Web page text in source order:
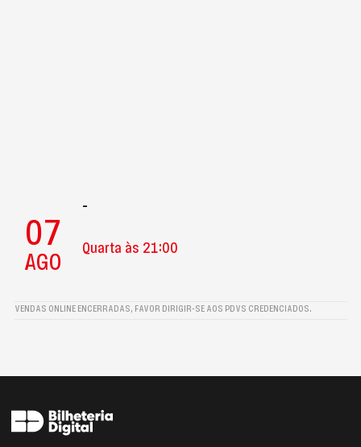
07
AGO
-
Quarta às 21:00
VENDAS ONLINE ENCERRADAS, FAVOR DIRIGIR-SE AOS PDVS CREDENCIADOS.